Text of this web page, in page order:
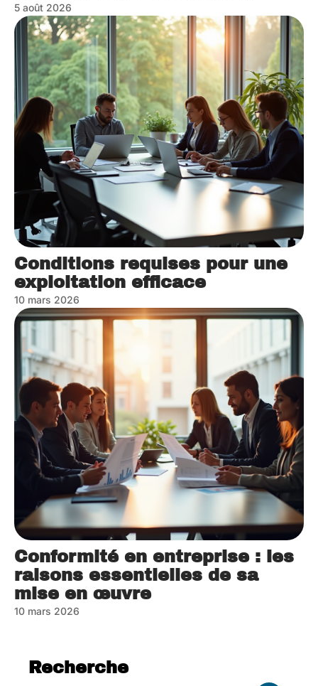
5 août 2026
Conditions requises pour une
exploitation efficace
10 mars 2026
Conformité en entreprise : les
raisons essentielles de sa
mise en œuvre
10 mars 2026
Recherche